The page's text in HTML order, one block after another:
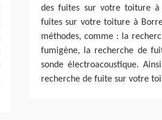
des fuites sur votre toiture
fuites sur votre toiture à
méthodes, comme : la
fumigène, la recherche de
sonde électroacoustique.
recherche de fuite sur votre